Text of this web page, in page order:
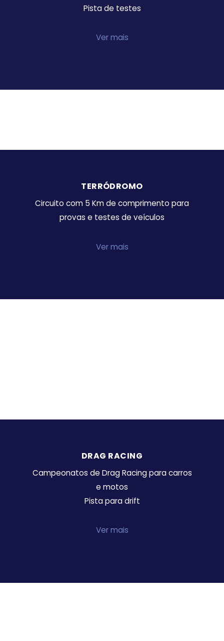
Pista de testes
Ver mais
TERRÓDROMO
Circuito com 5 Km de comprimento para
provas e testes de veículos
Ver mais
DRAG RACING
Campeonatos de Drag Racing para carros
e motos
Pista para drift
Ver mais